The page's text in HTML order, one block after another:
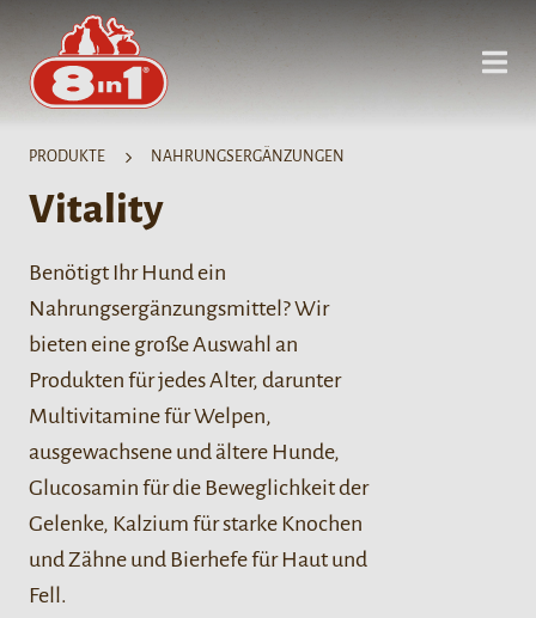
PRODUKTE NAHRUNGSERGÄNZUNGEN
Vitality
Benötigt Ihr Hund ein
Nahrungsergänzungsmittel? Wir
bieten eine große Auswahl an
Produkten für jedes Alter, darunter
Multivitamine für Welpen,
ausgewachsene und ältere Hunde,
Glucosamin für die Beweglichkeit der
Gelenke, Kalzium für starke Knochen
und Zähne und Bierhefe für Haut und
Fell.